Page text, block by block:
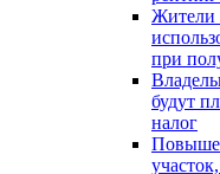
Жители
при
будут
налог